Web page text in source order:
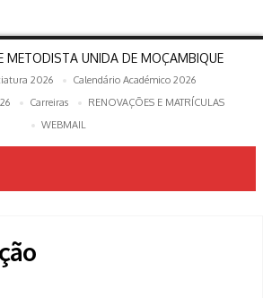
2026
Calendário Académico 2026
Carreiras
RENOVAÇÕES E MATRÍCULAS
WEBMAIL